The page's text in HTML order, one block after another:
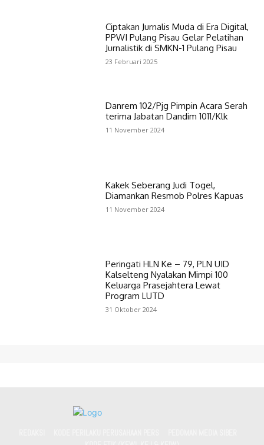
Ciptakan Jurnalis Muda di Era Digital,
PPWI Pulang Pisau Gelar Pelatihan
Jurnalistik di SMKN-1 Pulang Pisau
23 Februari 2025
Danrem 102/Pjg Pimpin Acara Serah
terima Jabatan Dandim 1011/Klk
11 November 2024
Kakek Seberang Judi Togel,
Diamankan Resmob Polres Kapuas
11 November 2024
Peringati HLN Ke – 79, PLN UID
Kalselteng Nyalakan Mimpi 100
Keluarga Prasejahtera Lewat
Program LUTD
31 Oktober 2024